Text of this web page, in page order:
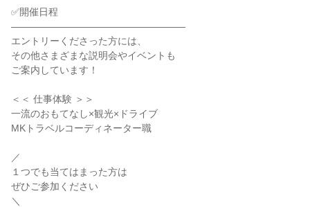
✅開催日程
――――――――――――――――――
エントリーくださった方には、
その他さまざまな説明会やイベントも
ご案内しています！
＜＜ 仕事体験 ＞＞
一流のおもてなし×観光×ドライブ
MKトラベルコーディネーター職
／
１つでも当てはまった方は
ぜひご参加ください
＼